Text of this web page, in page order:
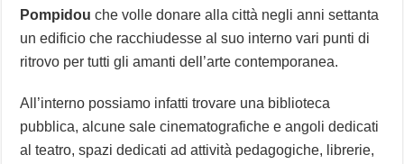
Pompidou che volle donare alla città negli anni settanta
un edificio che racchiudesse al suo interno vari punti di
ritrovo per tutti gli amanti dell’arte contemporanea.
All’interno possiamo infatti trovare una biblioteca
pubblica, alcune sale cinematografiche e angoli dedicati
al teatro, spazi dedicati ad attività pedagogiche, librerie,